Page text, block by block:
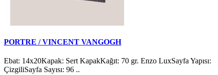
PORTRE / VINCENT VANGOGH
Ebat: 14x20Kapak: Sert KapakKağıt: 70 gr. Enzo LuxSayfa Yapısı:
ÇizgiliSayfa Sayısı: 96 ..